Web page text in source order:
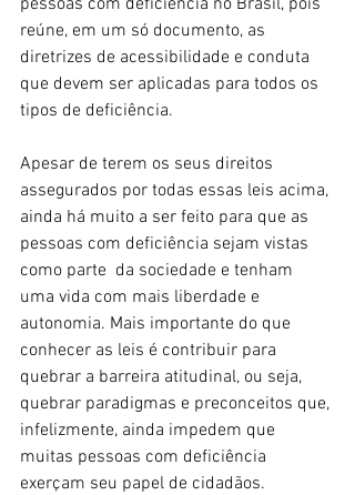
pessoas com deficiência no Brasil, pois
reúne, em um só documento, as
diretrizes de acessibilidade e conduta
que devem ser aplicadas para todos os
tipos de deficiência.
Apesar de terem os seus direitos
assegurados por todas essas leis acima,
ainda há muito a ser feito para que as
pessoas com deficiência sejam vistas
como parte  da sociedade e tenham
uma vida com mais liberdade e
autonomia. Mais importante do que
conhecer as leis é contribuir para
quebrar a barreira atitudinal, ou seja,
quebrar paradigmas e preconceitos que,
infelizmente, ainda impedem que
muitas pessoas com deficiência
exerçam seu papel de cidadãos.